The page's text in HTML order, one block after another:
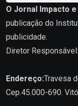
O Jornal Impacto
publicação do
publicidade.
Diretor
Endereço:Travesa
Cep.45.000-690.